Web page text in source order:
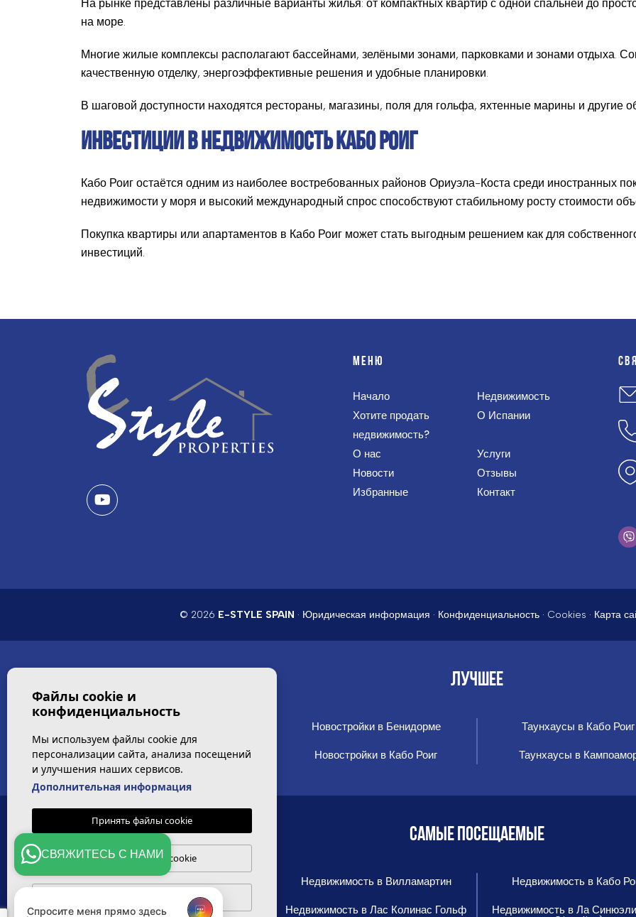
На рынке представлены различные варианты жилья: от компактных квартир с одной спальней до
на море.
Многие жилые комплексы располагают бассейнами, зелёными зонами, парковками и зонами отдыха.
качественную отделку, энергоэффективные решения и удобные планировки.
В шаговой доступности находятся рестораны, магазины, поля для гольфа, яхтенные марины и другие
ИНВЕСТИЦИИ В НЕДВИЖИМОСТЬ КАБО РОИГ
Кабо Роиг остаётся одним из наиболее востребованных районов Ориуэла-Коста среди иностранных
недвижимости у моря и высокий международный спрос способствуют стабильному росту стоимости
Покупка квартиры или апартаментов в Кабо Роиг может стать выгодным решением как для
инвестиций.
МЕНЮ
Начало
Недвижимость
Хотите продать
недвижимость?
О Испании
О нас
Услуги
Новости
Отзывы
Избранные
Контакт
© 2026 E-STYLE SPAIN · Юридическая информация · Конфиденциальность · Cookies · Карта
ЛУЧШЕЕ
Бенидорме
Новостройки в Бенидорме Таунхаусы в Кабо Роиг
Квартиры и апартаменты в Кабо Роиг Новостройки в Кабо Роиг Таунхаусы в
САМЫЕ ПОСЕЩАЕМЫЕ
Новая квартира на продажу
Недвижимость в Вилламартин Недвижимость в Кабо
Недвижимость в Лос Дольсес Недвижимость в Лас Колинас Гольф
Недвижимость в Ла
СВЯЖИТЕСЬ С НАМИ
Файлы cookie и
конфиденциальность
Мы используем файлы cookie для
персонализации сайта, анализа посещений
и улучшения наших сервисов.
Дополнительная информация
Принять файлы cookie
Настроить файлы cookie